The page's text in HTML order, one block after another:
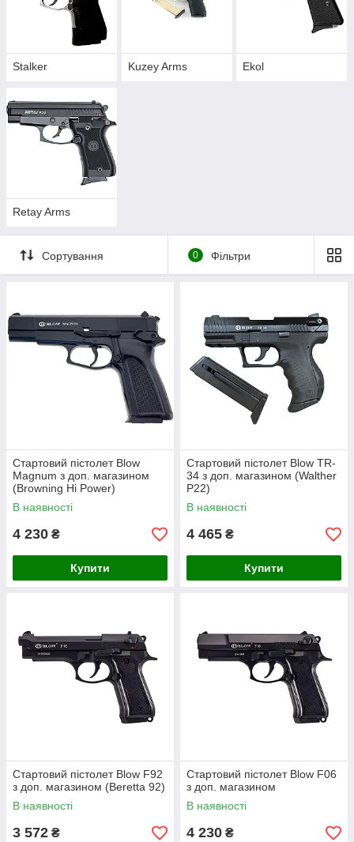
Stalker Kuzey Arms Ekol
Retay Arms
Сортування 0 Фільтри
Стартовий пістолет Blow
Magnum з доп. магазином
(Browning Hi Power)
В наявності
4 230 ₴
Купити
Стартовий пістолет Blow TR-
34 з доп. магазином (Walther
P22)
В наявності
4 465 ₴
Купити
Стартовий пістолет Blow F92
з доп. магазином (Beretta 92)
В наявності
3 572 ₴
Стартовий пістолет Blow F06
з доп. магазином
В наявності
4 230 ₴